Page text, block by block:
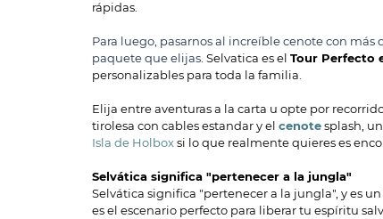
rápidas.
Para luego, pasarnos al increíble cenote con
paquete que elijas. Selvatica es el Tour Perfecto
personalizables para toda la familia.
Elija entre aventuras a la carta u opte por
tirolesa con cables estandar y el cenote splash,
Isla de Holbox si lo que realmente quieres es
Selvática significa "pertenecer a la jungla"
Selvática significa "pertenecer a la jungla", y es
es el escenario perfecto para liberar tu espíritu